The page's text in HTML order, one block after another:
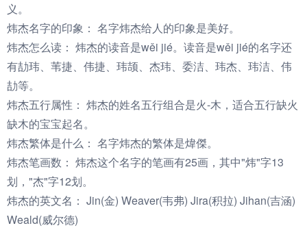
义。
炜杰名字的印象： 名字炜杰给人的印象是美好。
炜杰怎么读： 炜杰的读音是wěi jié。读音是wěi jié的名字还
有劼玮、苇捷、伟捷、玮颉、杰玮、委洁、玮杰、玮洁、伟
劼等。
炜杰五行属性： 炜杰的姓名五行组合是火-木，适合五行缺火
缺木的宝宝起名。
炜杰繁体是什么： 名字炜杰的繁体是煒傑。
炜杰笔画数： 炜杰这个名字的笔画有25画，其中"炜"字13
划，"杰"字12划。
炜杰的英文名： Jin(金) Weaver(韦弗) Jira(积拉) Jihan(吉涵)
Weald(威尔德)